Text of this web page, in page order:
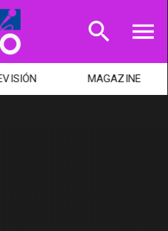
MAGAZINE